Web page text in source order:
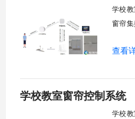
学校
窗帘
能化
生视
排效
查看
学校教室窗帘控制系统
学校